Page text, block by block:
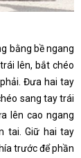
bằng bề ngang
lên, bắt chéo
Đưa hai tay
sang tay trái
lên cao ngang
tai. Giữ hai tay
trước để phần